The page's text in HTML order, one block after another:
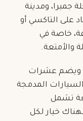
جميرا، ومدينة
على التاكسي أو
خاصة في
والأمتعة.
ويضم عشرات
المدمجة
تشمل
خيار لكل